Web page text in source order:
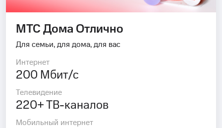
МТС Дома Отлично
Для семьи, для дома, для вас
Интернет
200 Мбит/с
Телевидение
220+ ТВ-каналов
Мобильный интернет